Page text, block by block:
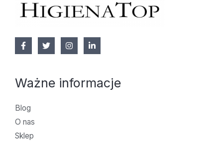
Ważne informacje
Blog
O nas
Sklep